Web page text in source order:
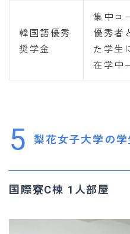
韓国語優秀
奨学金
集中コ
優秀者
た学生
在学中
5 梨花女子大学の学
国際寮C棟 1人部屋